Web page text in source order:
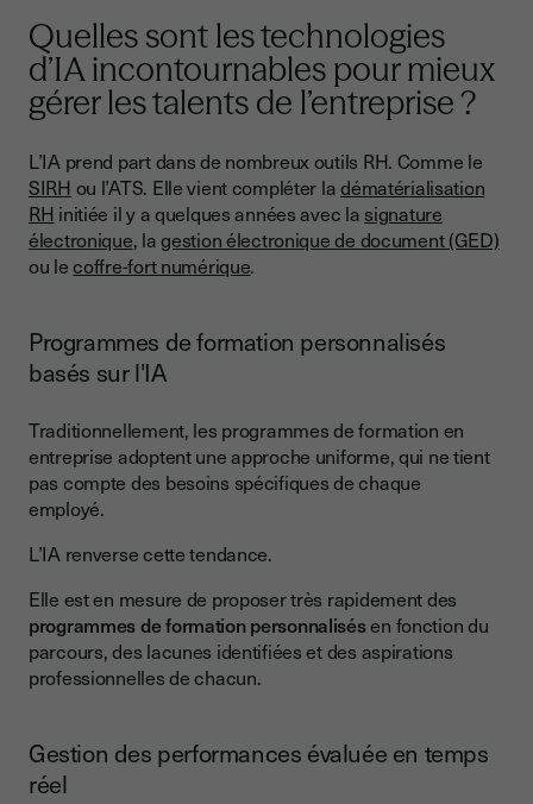
Quelles sont les technologies
d’IA incontournables pour mieux
gérer les talents de l’entreprise ?
L’IA prend part dans de nombreux outils RH. Comme le
SIRH ou l’ATS. Elle vient compléter ladématérialisation
RH initiée il y a quelques années avec la signature
électronique, lagestion électronique de document (GED)
ou lecoffre-fort numérique.
Programmes de formation personnalisés
basés sur l'IA
Traditionnellement, les programmes de formation en
entreprise adoptent une approche uniforme, qui ne tient
pas compte des besoins spécifiques de chaque
employé.
L’IA renverse cette tendance.
Elle est en mesure de proposer très rapidement des
programmes de formation personnalisésen fonction du
parcours, des lacunes identifiées et des aspirations
professionnelles de chacun.
Gestion des performances évaluée en temps
réel